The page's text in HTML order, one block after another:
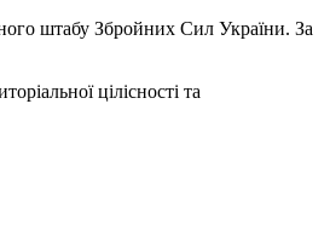
штабу Збройних Сил України. За
цілісності та